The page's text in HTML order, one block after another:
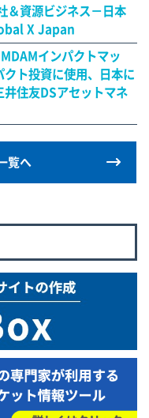
＆資源ビジネス－日本
X Japan
インパクトマッ
ト投資に使用、日本に
井住友DSアセットマネ
覧へ